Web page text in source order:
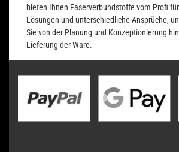
bieten Ihnen Faserverbundstoffe vom Profi
Lösungen und unterschiedliche Ansprüche,
Sie von der Planung und Konzeptionierung
Lieferung der Ware.